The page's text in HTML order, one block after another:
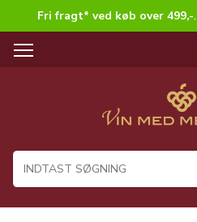
Fri fragt* ved køb over 499,-.
T
a
i